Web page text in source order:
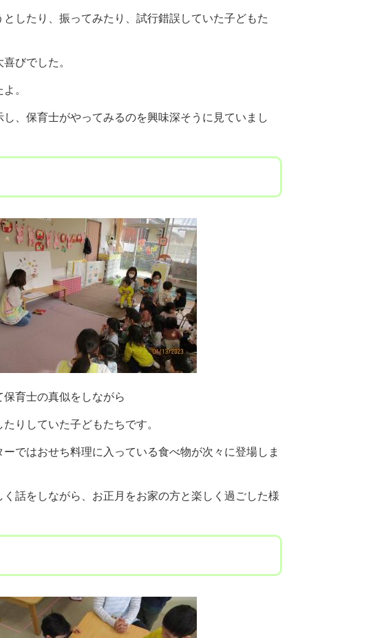
したり、振ってみたり、試行錯誤していた子どもた
びでした。
。
、保育士がやってみるのを興味深そうに見ていまし
保育士の真似をしながら
りしていた子どもたちです。
ではおせち料理に入っている食べ物が次々に登場しま
話をしながら、お正月をお家の方と楽しく過ごした様